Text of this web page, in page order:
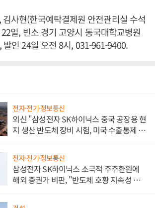
사현(한국예탁결제원 안전관리실 수석
일, 빈소 경기 고양시 동국대학교병원
발인 24일 오전 8시, 031-961-9400.
전자·전기·정보통신
외신 "삼성전자 SK하이닉스 중국 공장용 현
지 생산 반도체 장비 시험, 미국 수출통제 대
전자·전기·정보통신
삼성전자 SK하이닉스 소극적 주주환원에
해외 증권가 비판, "반도체 호황 지속성 의